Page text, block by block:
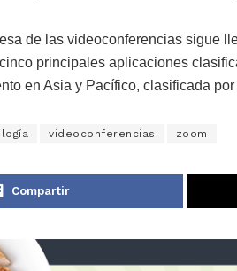
de las videoconferencias sigue
principales aplicaciones
en Asia y Pacífico, clasificada
videoconferencias zoom
Compartir